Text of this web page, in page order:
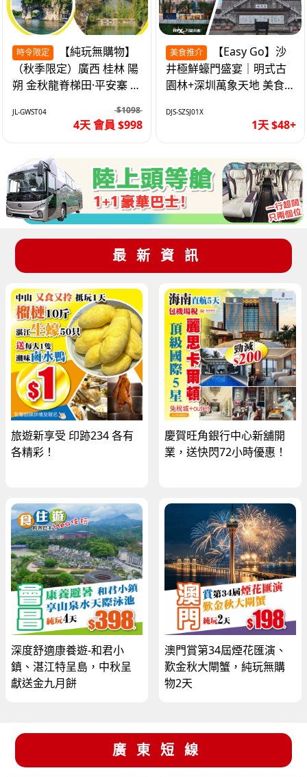
時令限定
（秋季限定）廣西 桂林 陽
朔 金秋龍脊梯田·平安寨 城
4天
JL-GWST04 $1098
4天 會員 $998
美食推介
井極鮮蠔門盛宴｜明式古
園林+深圳萬象天地 美食
DJS-SZSJ01X
1天 $48+
最新資訊
旅遊新享受 印跡234 各有
各精彩！
慶賀旺角銀行中心新舖開
業，送快閃72小時優惠！
深度舒適康養遊-和君小
鎮、湛江特呈島，中秋呈
獻送金九月餅
澳門賞第34屆煙花匯演、
歎金秋大閘蟹，純玩無購
物2天
廣東短線